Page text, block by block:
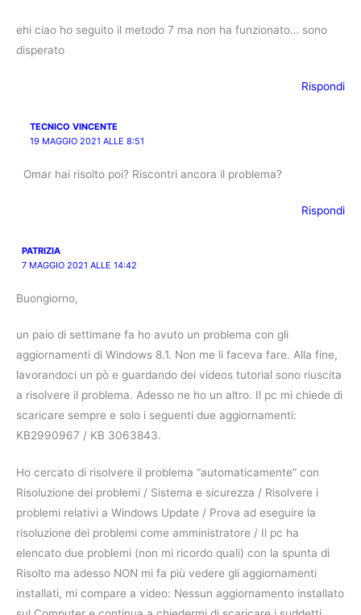
ehi ciao ho seguito il metodo 7 ma non ha funzionato… sono
disperato
Rispondi
TECNICO VINCENTE
19 MAGGIO 2021 ALLE 8:51
Omar hai risolto poi? Riscontri ancora il problema?
Rispondi
PATRIZIA
7 MAGGIO 2021 ALLE 14:42
Buongiorno,
un paio di settimane fa ho avuto un problema con gli
aggiornamenti di Windows 8.1. Non me li faceva fare. Alla fine,
lavorandoci un pò e guardando dei videos tutorial sono riuscita
a risolvere il problema. Adesso ne ho un altro. Il pc mi chiede di
scaricare sempre e solo i seguenti due aggiornamenti:
KB2990967 / KB 3063843.
Ho cercato di risolvere il problema “automaticamente” con
Risoluzione dei problemi / Sistema e sicurezza / Risolvere i
problemi relativi a Windows Update / Prova ad eseguire la
risoluzione dei problemi come amministratore / Il pc ha
elencato due problemi (non mi ricordo quali) con la spunta di
Risolto ma adesso NON mi fa più vedere gli aggiornamenti
installati, mi compare a video: Nessun aggiornamento installato